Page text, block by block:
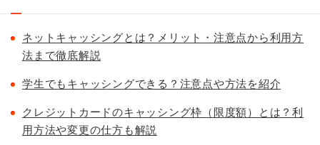
ネットキャッシングとは？メリット・注意点から利用方
法まで徹底解説
学生でもキャッシングできる？注意点や方法を紹介
クレジットカードのキャッシング枠（限度額）とは？利
用方法や変更の仕方も解説